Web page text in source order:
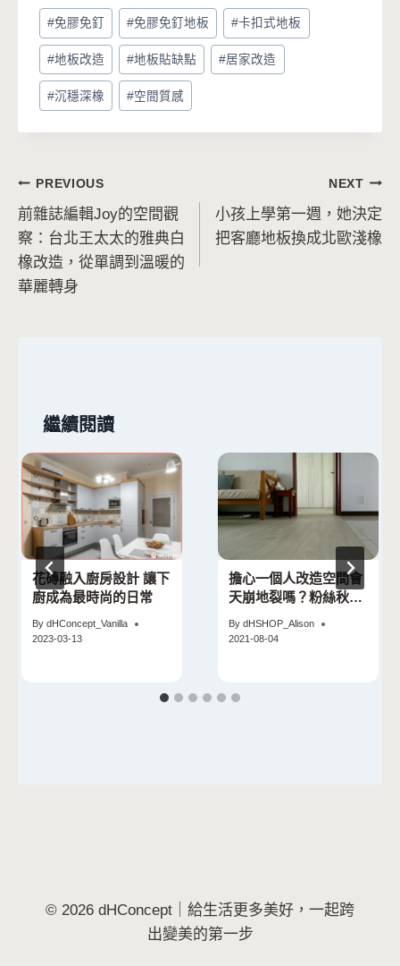
Post
Tags:
#免膠免釘 #免膠免釘地板 #卡扣式地板
#地板改造 #地板貼缺點 #居家改造
#沉穩深橡 #空間質感
文
章
導
覽
PREVIOUS
前雜誌編輯Joy的空間觀
察：台北王太太的雅典白
橡改造，從單調到溫暖的
華麗轉身
NEXT
小孩上學第一週，她決定
把客廳地板換成北歐淺橡
繼續閱讀
花磚融入廚房設計 讓下
廚成為最時尚的日常
By dHConcept_Vanilla
2023-03-13
擔心一個人改造空間會
天崩地裂嗎？粉絲秋秋
By dHSHOP_Alison
2021-08-04
© 2026 dHConcept｜給生活更多美好，一起跨
出變美的第一步